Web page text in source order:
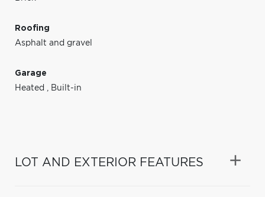
Roofing
Asphalt and gravel
Garage
Heated , Built-in
LOT AND EXTERIOR FEATURES